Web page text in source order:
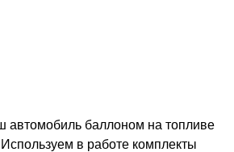
автомобиль баллоном на топливе
в работе комплекты